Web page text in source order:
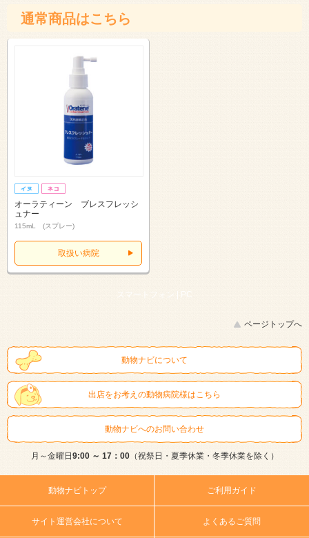
通常商品はこちら
オーラティーン ブレスフレッシ
ュナー
115mL (スプレー)
取扱い病院
スマートフォン | PC
ページトップへ
動物ナビについて
出店をお考えの動物病院様はこちら
動物ナビへのお問い合わせ
月～金曜日 9:00 ～ 17：00（祝祭日・夏季休業・冬季休業を除く）
動物ナビトップ ご利用ガイド
サイト運営会社について よくあるご質問